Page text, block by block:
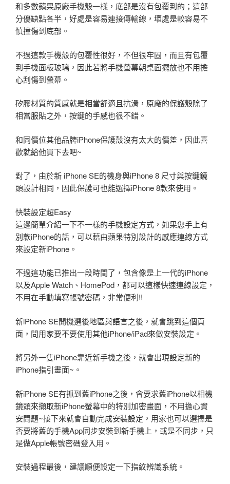
和多數蘋果原廠手機殼一樣，底部是沒有包覆到的；這部
分優缺點各半，好處是容易連接傳輸線，壞處是較容易不
慎撞傷到底部。
不過這款手機殼的包覆性很好，不但很牢固，而且有包覆
到手機面板玻璃，因此若將手機螢幕朝桌面擺放也不用擔
心刮傷到螢幕。
矽膠材質的質感就是相當舒適且抗滑，原廠的保護殼除了
相當服貼之外，按鍵的手感也很不錯。
和同價位其他品牌iPhone保護殼沒有太大的價差，因此喜
歡就給他買下去吧~
對了，由於新 iPhone SE的機身與iPhone 8 尺寸與按鍵鏡
頭設計相同，因此保護可也能選擇iPhone 8款來使用。
快裝設定超Easy
這邊簡單介紹一下不一樣的手機設定方式，如果您手上有
別款iPhone的話，可以藉由蘋果特別設計的感應連線方式
來設定新iPhone。
不過這功能已推出一段時間了，包含像是上一代的iPhone
以及Apple Watch、HomePod，都可以這樣快速連線設定，
不用在手動填寫帳號密碼，非常便利!!
新iPhone SE開機選後地區與語言之後，就會跳到這個頁
面，問用家要不要使用其他iPhone/iPad來做安裝設定。
將另外一隻iPhone靠近新手機之後，就會出現設定新的
iPhone指引畫面~。
新iPhone SE有抓到舊iPhone之後，會要求舊iPhone以相機
鏡頭來擷取新iPhone螢幕中的特別加密畫面，不用擔心資
安問題~接下來就會自動完成安裝設定，用家也可以選擇是
否要將舊的手機App同步安裝到新手機上，或是不同步，只
是做Apple帳號密碼登入用。
安裝過程最後，建議順便設定一下指紋辨識系統。